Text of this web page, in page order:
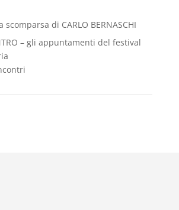
di CARLO BERNASCHI
– gli appuntamenti del festival